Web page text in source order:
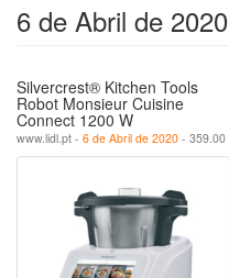
6 de Abril de 2020
Silvercrest® Kitchen Tools
Robot Monsieur Cuisine
Connect 1200 W
www.lidl.pt - 6 de Abril de 2020 - 359.00